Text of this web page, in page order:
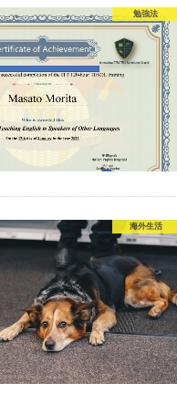
勉強法
海外生活